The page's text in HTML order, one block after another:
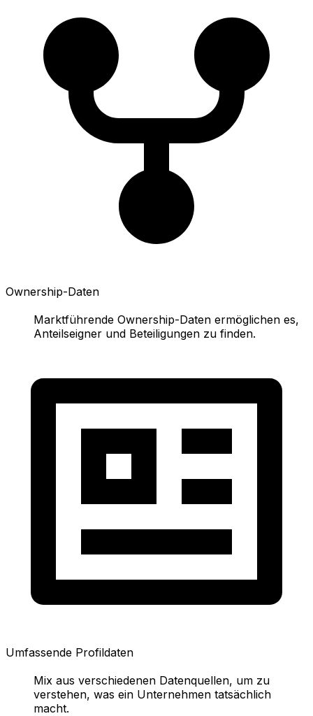
Ownership-Daten
Marktführende Ownership-Daten ermöglichen es,
Anteilseigner und Beteiligungen zu finden.
Umfassende Profildaten
Mix aus verschiedenen Datenquellen, um zu
verstehen, was ein Unternehmen tatsächlich
macht.